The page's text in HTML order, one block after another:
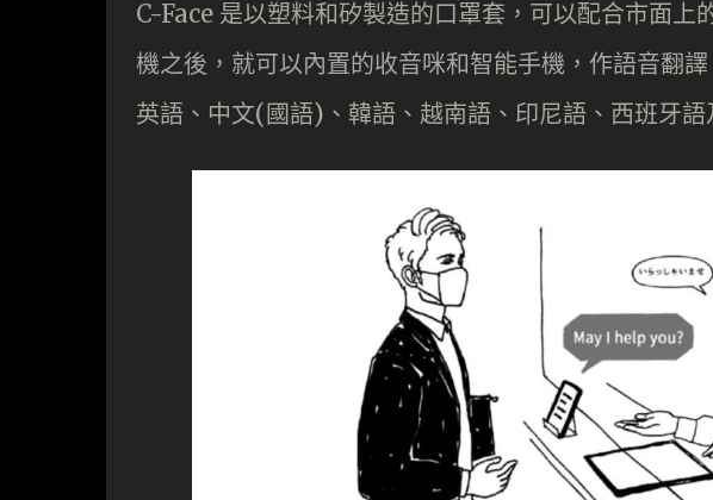
C-Face 是以塑料和矽製造的口罩套，可以配合市面上
機之後，就可以內置的收音咪和智能手機，作語音翻
英語、中文(國語)、韓語、越南語、印尼語、西班牙語